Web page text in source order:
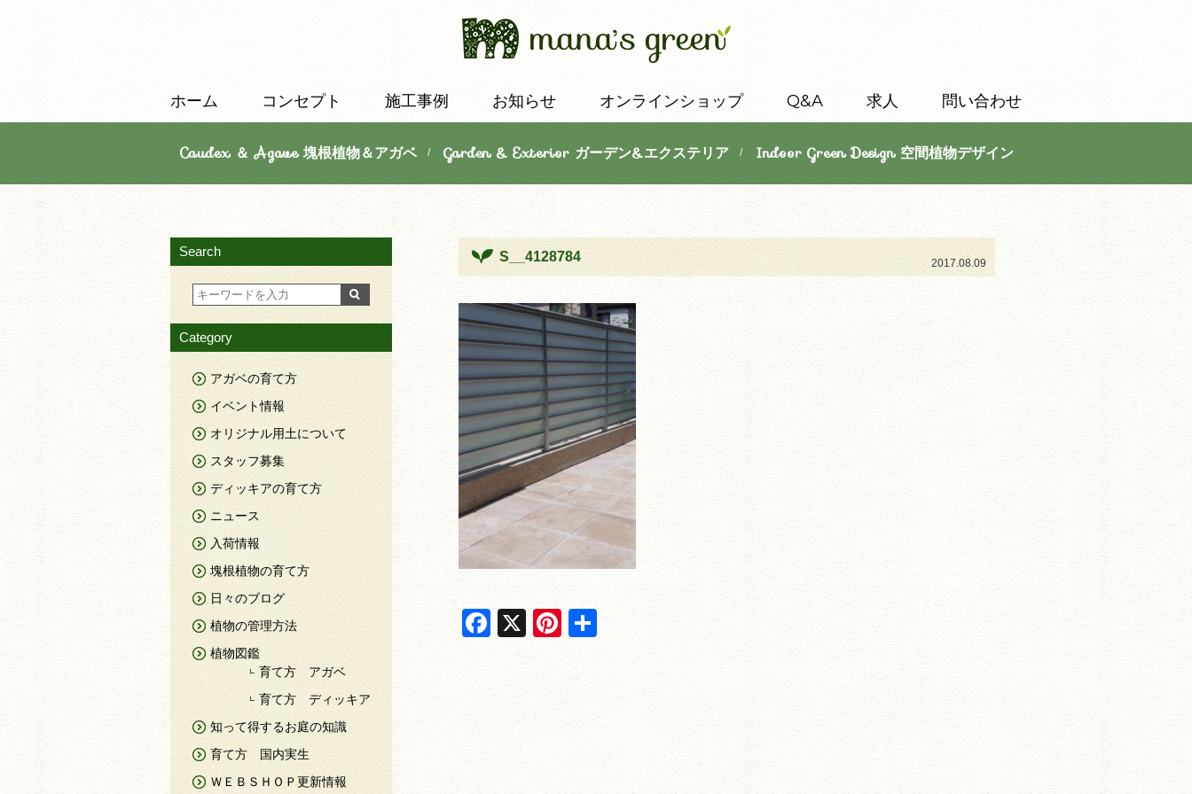
ホーム コンセプト 施工事例 お知らせ オンラインショップ Q&A 求人 問い合わせ
Caudex ＆ Agave 塊根植物＆アガベ/ Garden & Exterior ガーデン&エクステリア/ Indoor Green Design 空間植物デザイン
2017.08.09
S__4128784
F
X
Pi
Search
Category
アガベの育て方
イベント情報
オリジナル用土について
スタッフ募集
ディッキアの育て方
ニュース
入荷情報
塊根植物の育て方
日々のブログ
植物の管理方法
植物図鑑
育て方 アガベ
育て方 ディッキア
知って得するお庭の知識
育て方 国内実生
ＷＥＢＳＨＯＰ更新情報